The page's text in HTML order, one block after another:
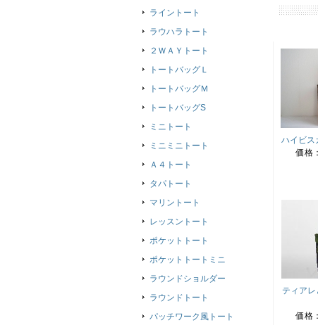
ハイビス
価格：
ティア
価格：
ライントート
ラウハラトート
２ＷＡＹトート
トートバッグＬ
トートバッグＭ
トートバッグS
ミニトート
ミニミニトート
Ａ４トート
タパトート
マリントート
レッスントート
ポケットトート
ポケットトートミニ
ラウンドショルダー
ラウンドトート
パッチワーク風トート